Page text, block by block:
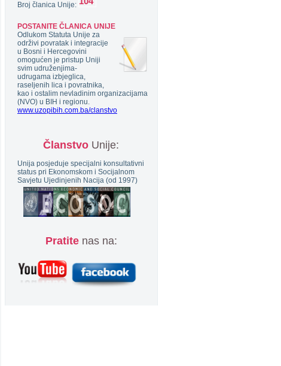
Broj članica Unije:
POSTANITE ČLANICA UNIJE
Odlukom Statuta Unije za
održivi povratak i integracije
u Bosni i Hercegovini
omogućen je pristup Uniji
svim udruženjima-
udrugama izbjeglica,
raseljenih lica i povratnika,
kao i ostalim nevladinim organizacijama
(NVO) u BIH i regionu.
www.uzopibih.com.ba/clanstvo
Članstvo Unije:
Unija posjeduje specijalni konsultativni
status pri Ekonomskom i Socijalnom
Savjetu Ujedinjenih Nacija (od 1997)
Pratitenas na: